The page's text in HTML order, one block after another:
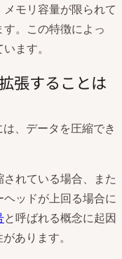
モリ容量が限られて
。この特徴によっ
ます。
張することは
、データを圧縮でき
れている場合、また
ッドが上回る場合に
と呼ばれる概念に起因
あります。